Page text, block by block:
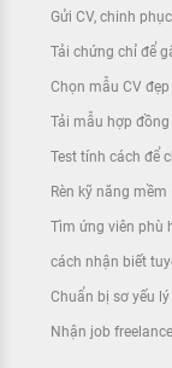
Gửi CV, chinh
Tải chứng chỉ để
Chọn mẫu CV
Tải mẫu hợp
Test tính cách để
Rèn kỹ năng
Tìm ứng viên phù
cách nhận biết
Chuẩn bị sơ yếu
Nhận job